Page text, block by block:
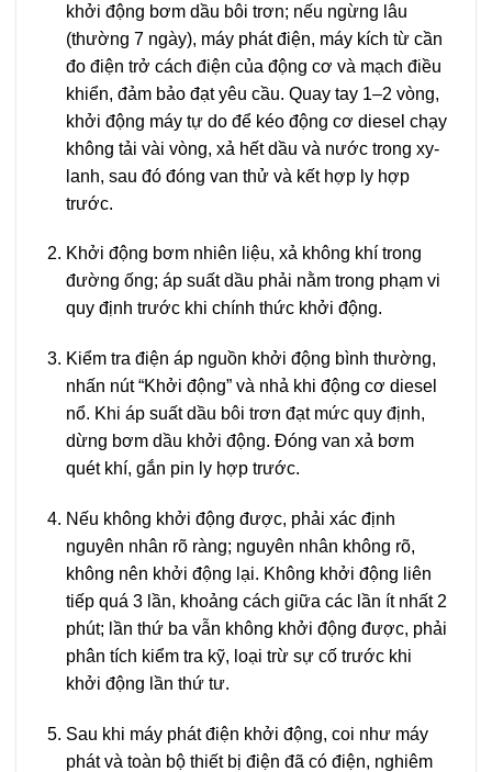
khởi động bơm dầu bôi trơn; nếu ngừng lâu
(thường 7 ngày), máy phát điện, máy kích từ cần
đo điện trở cách điện của động cơ và mạch điều
khiển, đảm bảo đạt yêu cầu. Quay tay 1–2 vòng,
khởi động máy tự do để kéo động cơ diesel chạy
không tải vài vòng, xả hết dầu và nước trong xy-
lanh, sau đó đóng van thử và kết hợp ly hợp
trước.
Khởi động bơm nhiên liệu, xả không khí trong
đường ống; áp suất dầu phải nằm trong phạm vi
quy định trước khi chính thức khởi động.
Kiểm tra điện áp nguồn khởi động bình thường,
nhấn nút “Khởi động” và nhả khi động cơ diesel
nổ. Khi áp suất dầu bôi trơn đạt mức quy định,
dừng bơm dầu khởi động. Đóng van xả bơm
quét khí, gắn pin ly hợp trước.
Nếu không khởi động được, phải xác định
nguyên nhân rõ ràng; nguyên nhân không rõ,
không nên khởi động lại. Không khởi động liên
tiếp quá 3 lần, khoảng cách giữa các lần ít nhất 2
phút; lần thứ ba vẫn không khởi động được, phải
phân tích kiểm tra kỹ, loại trừ sự cố trước khi
khởi động lần thứ tư.
Sau khi máy phát điện khởi động, coi như máy
phát và toàn bộ thiết bị điện đã có điện, nghiêm